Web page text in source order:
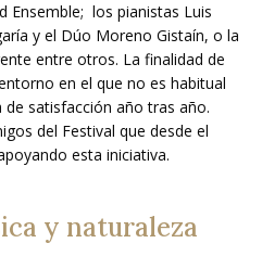
Ensemble; los pianistas Luis
y el Dúo Moreno Gistaín, o la
entre otros. La finalidad de
en el que no es habitual
satisfacción año tras año.
del Festival que desde el
esta iniciativa.
y naturaleza